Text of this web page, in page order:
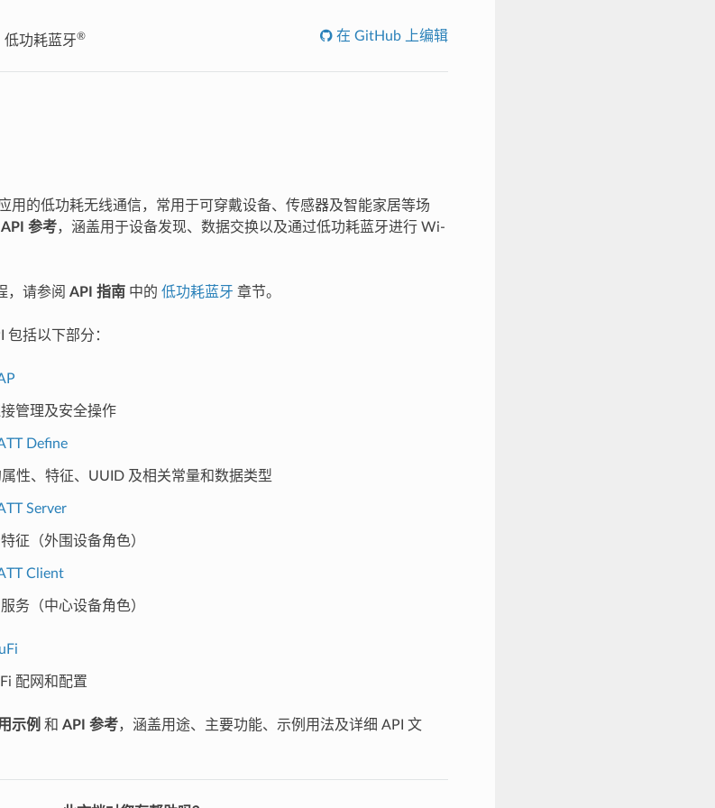
低功耗蓝牙® 在 GitHub 上编辑
用的低功耗无线通信，常用于可穿戴设备、传感器及智能家居等场
参考，涵盖用于设备发现、数据交换以及通过低功耗蓝牙进行 Wi-
，请参阅 API 指南 中的 低功耗蓝牙 章节。
包括以下部分：
管理及安全操作
Define
性、特征、UUID 及相关常量和数据类型
Server
征（外围设备角色）
Client
务（中心设备角色）
配网和配置
示例 和 API 参考，涵盖用途、主要功能、示例用法及详细 API 文